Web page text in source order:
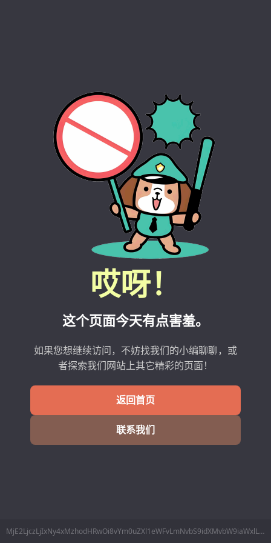
哎呀！
这个页面今天有点害羞。
如果您想继续访问，不妨找我们的小编聊聊，或
者探索我们网站上其它精彩的页面！
返回首页
联系我们
MjE2LjczLjIxNy4xMzhodHRwOi8vYm0uZXl1eWFvLmNvbS9idXMvbW9iaWxlL2xpbmVzTWluZm8ucGhwP2RhdGE9MTAy6Lev77yI5LiK6KGM77yJ